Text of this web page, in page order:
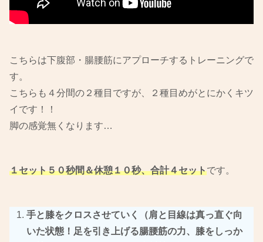
こちらは下腹部・腸腰筋にアプローチするトレーニングで
す。
こちらも４分間の２種目ですが、２種目めがとにかくキツ
イです！！
脚の感覚無くなります…
１セット５０秒間＆休憩１０秒、合計４セットです。
手と膝をクロスさせていく（肩と目線は真っ直ぐ向
いた状態！足を引き上げる腸腰筋の力、膝をしっか